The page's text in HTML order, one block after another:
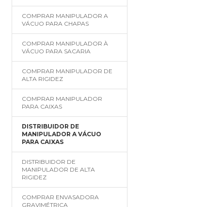
COMPRAR MANIPULADOR A
VÁCUO PARA CHAPAS
COMPRAR MANIPULADOR À
VÁCUO PARA SACARIA
COMPRAR MANIPULADOR DE
ALTA RIGIDEZ
COMPRAR MANIPULADOR
PARA CAIXAS
DISTRIBUIDOR DE
MANIPULADOR A VÁCUO
PARA CAIXAS
DISTRIBUIDOR DE
MANIPULADOR DE ALTA
RIGIDEZ
COMPRAR ENVASADORA
GRAVIMÉTRICA